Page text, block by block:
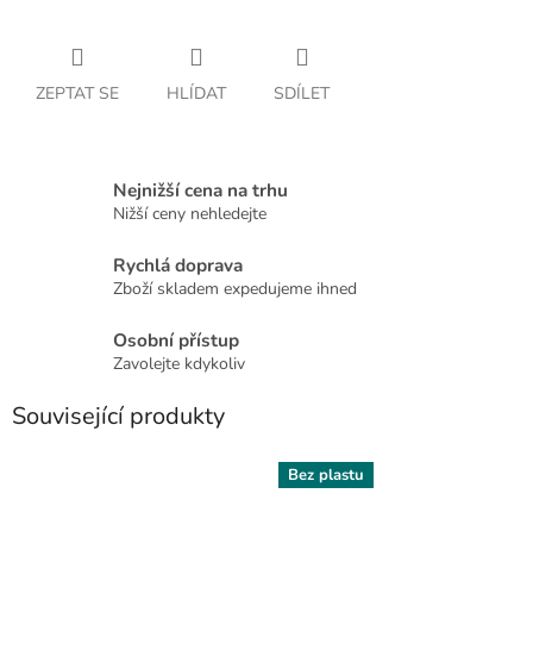
ZEPTAT SE HLÍDAT SDÍLET
Nejnižší cena na trhu
Nižší ceny nehledejte
Rychlá doprava
Zboží skladem expedujeme ihned
Osobní přístup
Zavolejte kdykoliv
Související produkty
Bez plastu